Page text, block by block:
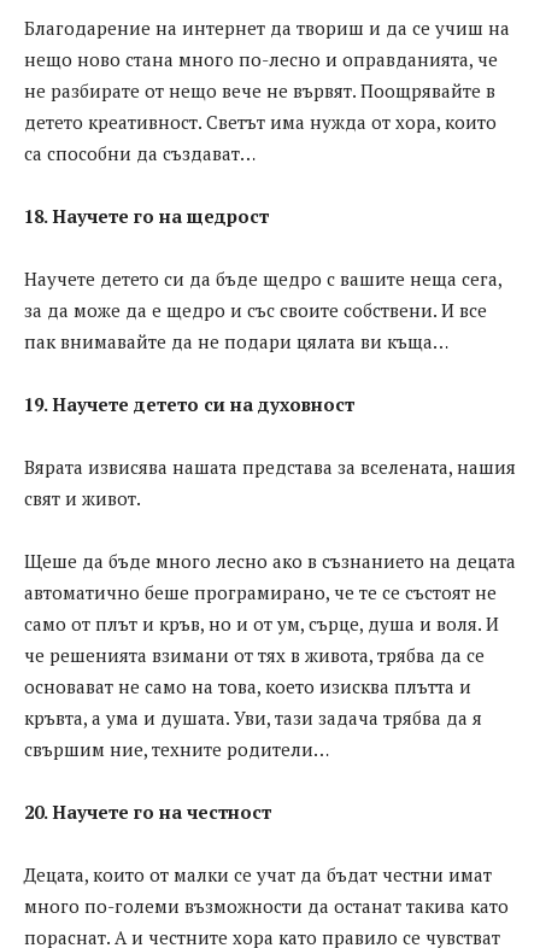
Благодарение на интернет да твориш и да се учиш на
нещо ново стана много по-лесно и оправданията, че
не разбирате от нещо вече не вървят. Поощрявайте в
детето креативност. Светът има нужда от хора, които
са способни да създават…
18. Научете го на щедрост
Научете детето си да бъде щедро с вашите неща сега,
за да може да е щедро и със своите собствени. И все
пак внимавайте да не подари цялата ви къща…
19. Научете детето си на духовност
Вярата извисява нашата представа за вселената, нашия
свят и живот.
Щеше да бъде много лесно ако в съзнанието на децата
автоматично беше програмирано, че те се състоят не
само от плът и кръв, но и от ум, сърце, душа и воля. И
че решенията взимани от тях в живота, трябва да се
основават не само на това, което изисква плътта и
кръвта, а ума и душата. Уви, тази задача трябва да я
свършим ние, техните родители…
20. Научете го на честност
Децата, които от малки се учат да бъдат честни имат
много по-големи възможности да останат такива като
пораснат. А и честните хора като правило се чувстват